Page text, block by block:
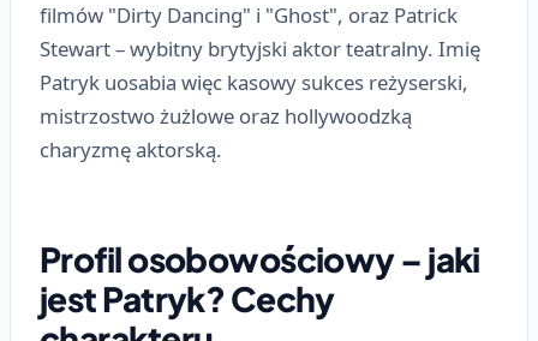
filmów "Dirty Dancing" i "Ghost", oraz Patrick
Stewart – wybitny brytyjski aktor teatralny. Imię
Patryk uosabia więc kasowy sukces reżyserski,
mistrzostwo żużlowe oraz hollywoodzką
charyzmę aktorską.
Profil osobowościowy – jaki
jest Patryk? Cechy